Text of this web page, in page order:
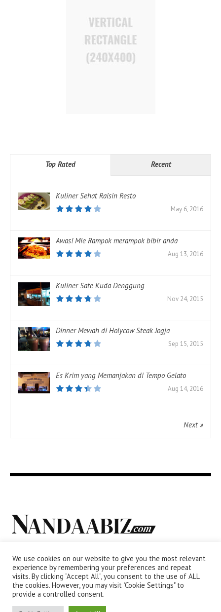
Top Rated Recent
Kuliner Sehat Raisin Resto
May 6, 2016
Awas! Mie Rampok merampok bibir anda
Aug 13, 2016
Kuliner Sate Kuda Denggung
Nov 24, 2015
Dinner Mewah di Holycow Steak Jogja
Sep 15, 2015
Es Krim yang Memanjakan di Tempo Gelato
Aug 14, 2016
Next »
We use cookies on our website to give you the most relevant
experience by remembering your preferences and repeat
visits. By clicking “Accept All”, you consent to the use of ALL
the cookies. However, you may visit "Cookie Settings" to
provide a controlled consent.